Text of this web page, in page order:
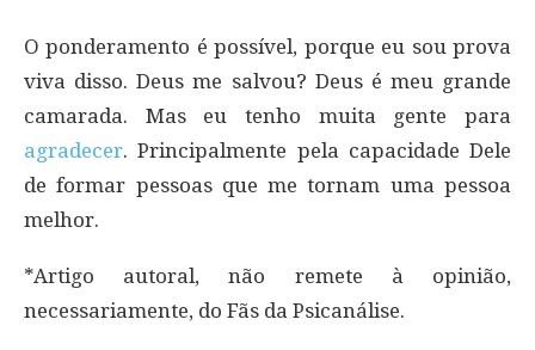
O ponderamento é possível, porque eu sou prova
viva disso. Deus me salvou? Deus é meu grande
camarada. Mas eu tenho muita gente para
agradecer. Principalmente pela capacidade Dele
de formar pessoas que me tornam uma pessoa
melhor.
*Artigo autoral, não remete à opinião,
necessariamente, do Fãs da Psicanálise.